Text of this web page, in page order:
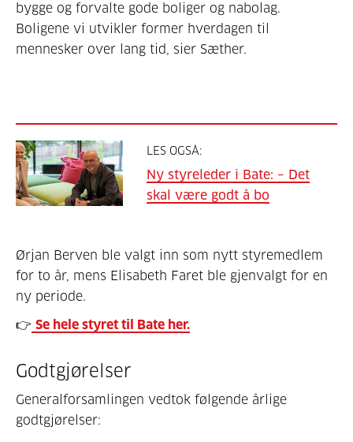
bygge og forvalte gode boliger og nabolag.
Boligene vi utvikler former hverdagen til
mennesker over lang tid, sier Sæther.
LES OGSÅ:
Ny styreleder i Bate: – Det
skal være godt å bo
Ørjan Berven ble valgt inn som nytt styremedlem
for to år, mens Elisabeth Faret ble gjenvalgt for en
ny periode.
👉 Se hele styret til Bate her.
Godtgjørelser
Generalforsamlingen vedtok følgende årlige
godtgjørelser: